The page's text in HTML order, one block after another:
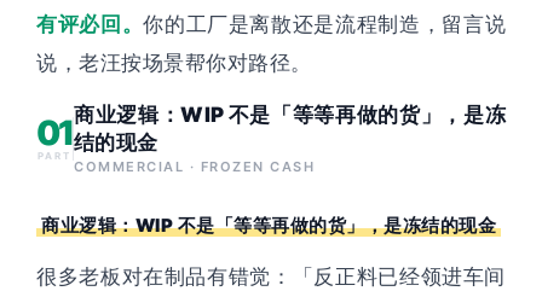
有评必回。你的工厂是离散还是流程制造，留言说
说，老汪按场景帮你对路径。
01
PART
商业逻辑：WIP 不是「等等再做的货」，是冻
结的现金
COMMERCIAL · FROZEN CASH
商业逻辑：WIP 不是「等等再做的货」，是冻结的现金
很多老板对在制品有错觉：「反正料已经领进车间